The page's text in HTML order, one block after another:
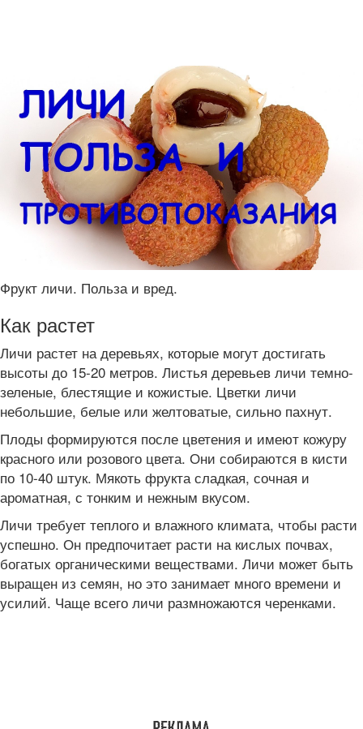
Фрукт личи. Польза и вред.
Как растет
Личи растет на деревьях, которые могут достигать
высоты до 15-20 метров. Листья деревьев личи темно-
зеленые, блестящие и кожистые. Цветки личи
небольшие, белые или желтоватые, сильно пахнут.
Плоды формируются после цветения и имеют кожуру
красного или розового цвета. Они собираются в кисти
по 10-40 штук. Мякоть фрукта сладкая, сочная и
ароматная, с тонким и нежным вкусом.
Личи требует теплого и влажного климата, чтобы расти
успешно. Он предпочитает расти на кислых почвах,
богатых органическими веществами. Личи может быть
выращен из семян, но это занимает много времени и
усилий. Чаще всего личи размножаются черенками.